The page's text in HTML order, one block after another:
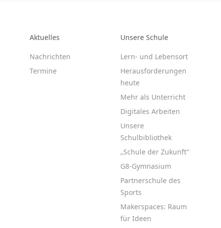
Aktuelles
Nachrichten
Termine
Unsere Schule
Lern- und Lebensort
Herausforderungen
heute
Mehr als Unterricht
Digitales Arbeiten
Unsere
Schulbibliothek
„Schule der Zukunft“
G8-Gymnasium
Partnerschule des
Sports
Makerspaces: Raum
für Ideen